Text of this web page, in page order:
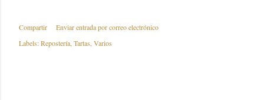
Compartir
Enviar entrada por correo electrónico
Labels:Repostería Tartas Varios